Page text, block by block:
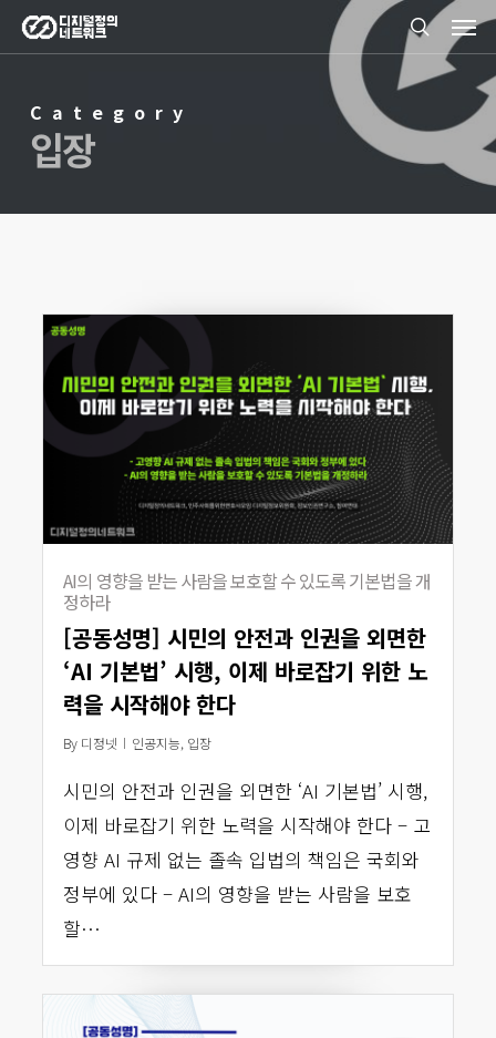
Skip
to
content
search
Category
입장
AI의 영향을 받는 사람을 보호할 수 있도록 기본법을 개
정하라
[공동성명] 시민의 안전과 인권을 외면한
‘AI 기본법’ 시행, 이제 바로잡기 위한 노
력을 시작해야 한다
By 디정넷 인공지능, 입장
시민의 안전과 인권을 외면한 ‘AI 기본법’ 시행,
이제 바로잡기 위한 노력을 시작해야 한다 – 고
영향 AI 규제 없는 졸속 입법의 책임은 국회와
정부에 있다 – AI의 영향을 받는 사람을 보호
할…